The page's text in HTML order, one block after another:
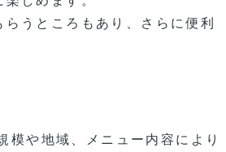
うところもあり、さらに便利
模や地域、メニュー内容により